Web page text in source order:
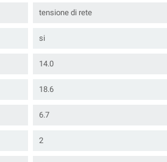
tensione di rete
si
14.0
18.6
6.7
2